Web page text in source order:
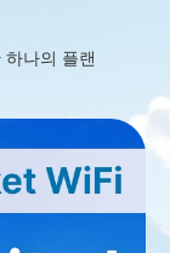
나의 플랜